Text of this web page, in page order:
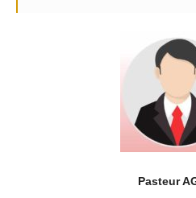
Pasteur